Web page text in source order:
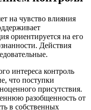
на чувство влияния
ориентируется на его
Действия
интереса контроль
что поступки
присутствия.
разобщенность от
в собственных